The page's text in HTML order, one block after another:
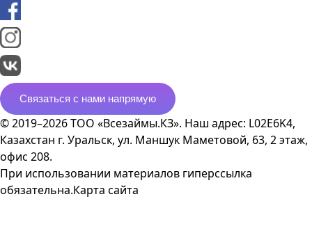
Связаться с нами напрямую
© 2019–2026 ТОО «Всезаймы.КЗ». Наш адрес: L02E6K4,
Казахстан г. Уральск, ул. Маншук Маметовой, 63, 2 этаж,
офис 208.
При использовании материалов гиперссылка
обязательна.Карта сайта